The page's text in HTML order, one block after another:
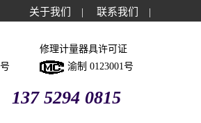
关于我们 | 联系我们 |
修理计量器具许可证
渝制 0123001号
137 5294 0815